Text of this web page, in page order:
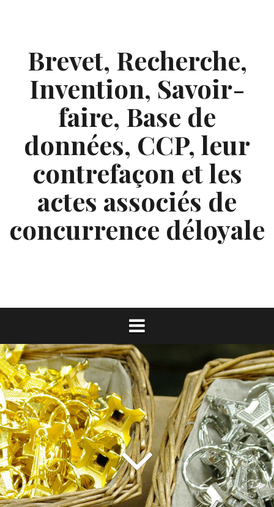
Brevet, Recherche,
Invention, Savoir-
faire, Base de
données, CCP, leur
contrefaçon et les
actes associés de
concurrence déloyale